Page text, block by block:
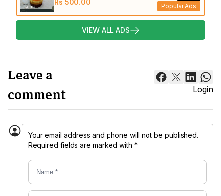
Rs 500.00 Popular Ads
VIEW ALL ADS
Leave a
comment
Login
Your email address and phone will not be published.
Required fields are marked with *